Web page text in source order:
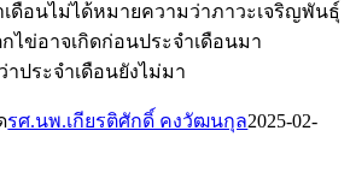
เดือนไม่ได้หมายความว่าภาวะเจริญพันธุ์
ไข่อาจเกิดก่อนประจำเดือนมา
ประจำเดือนยังไม่มา
รศ.นพ.เกียรติศักดิ์ คงวัฒนกุล2025-02-